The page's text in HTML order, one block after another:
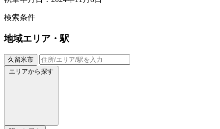
検索条件
地域エリア・駅
久留米市
エリアから探す